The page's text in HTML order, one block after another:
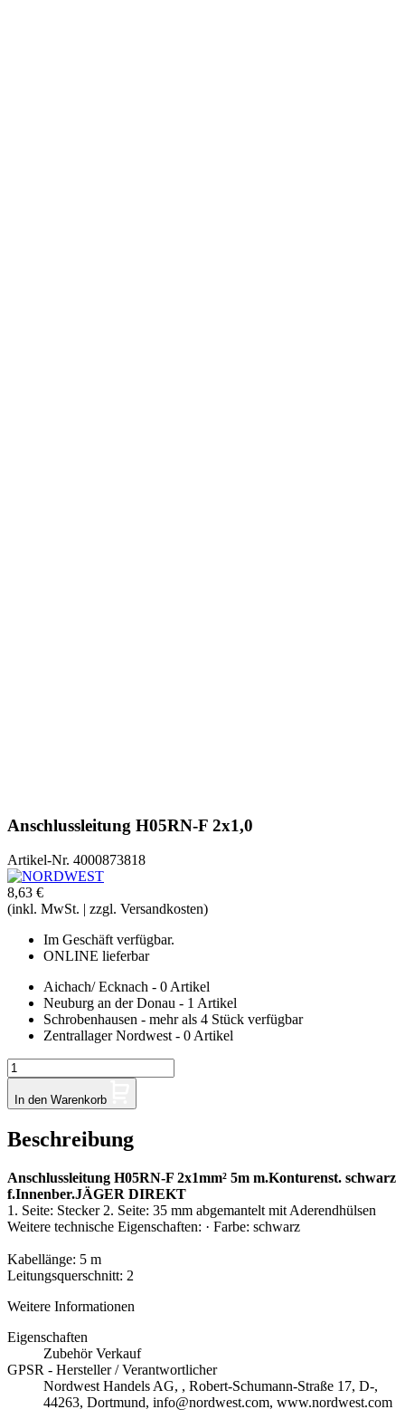
Anschlussleitung H05RN-F 2x1,0
Artikel-Nr. 4000873818
8,63 €
(inkl. MwSt. | zzgl. Versandkosten)
Im Geschäft verfügbar.
ONLINE lieferbar
Aichach/ Ecknach - 0 Artikel
Neuburg an der Donau - 1 Artikel
Schrobenhausen - mehr als 4 Stück verfügbar
Zentrallager Nordwest - 0 Artikel
In den Warenkorb
Beschreibung
Anschlussleitung H05RN-F 2x1mm² 5m m.Konturenst. schwarz
f.Innenber.JÄGER DIREKT
1. Seite: Stecker 2. Seite: 35 mm abgemantelt mit Aderendhülsen
Weitere technische Eigenschaften: · Farbe: schwarz
Kabellänge: 5 m
Leitungsquerschnitt: 2
Weitere Informationen
Eigenschaften
Zubehör Verkauf
GPSR - Hersteller / Verantwortlicher
Nordwest Handels AG, , Robert-Schumann-Straße 17, D-,
44263, Dortmund, info@nordwest.com, www.nordwest.com